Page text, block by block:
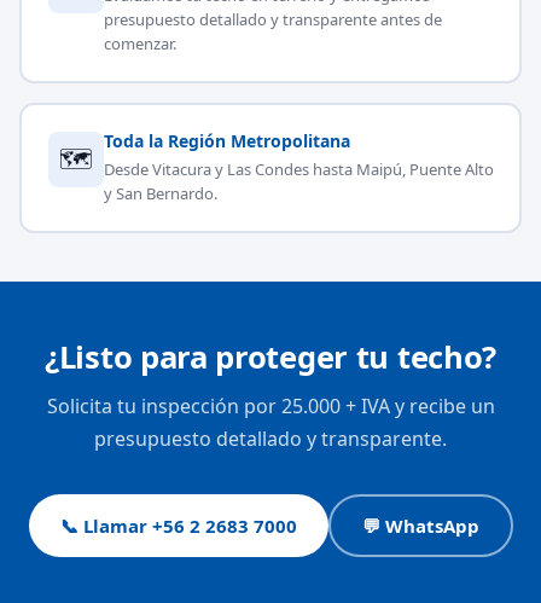
presupuesto detallado y transparente antes de
comenzar.
🗺
Toda la Región Metropolitana
Desde Vitacura y Las Condes hasta Maipú, Puente Alto
y San Bernardo.
¿Listo para proteger tu techo?
Solicita tu inspección por 25.000 + IVA y recibe un
presupuesto detallado y transparente.
📞 Llamar +56 2 2683 7000 💬 WhatsApp